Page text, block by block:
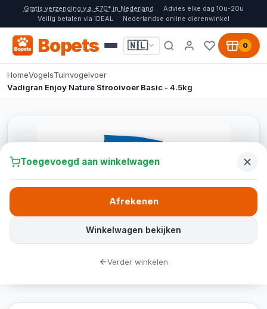
Gratis verzending v.a. €70* in Nederland
Advies elke dag 10u-20u
Veilig betalen via iDEAL
Nederlandse online dierenwinkel
Bopets 🇳🇱 0
HomeVogelsTuinvogelvoer
Vadigran Enjoy Nature Strooivoer Basic - 4.5kg
Toegevoegd aan winkelwagen
Winkelwagen bekijken
Afrekenen
Verder winkelen